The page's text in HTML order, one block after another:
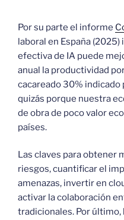
Por su parte el informe
laboral en España
efectiva de IA puede
anual la productividad
cacareado 30%
quizás porque nuestra
de obra de poco valor
países.​
Las claves para obtener
riesgos, cuantificar el
amenazas, invertir en
activar la colaboración
tradicionales. Por